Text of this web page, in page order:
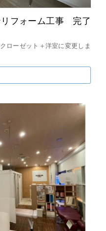
フォーム工事 完了
ローゼット＋洋室に変更しま